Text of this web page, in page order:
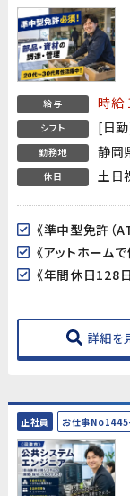
給与 時給
シフト [日
勤務地 静岡
休日 土日
詳細を
正社員 お仕事